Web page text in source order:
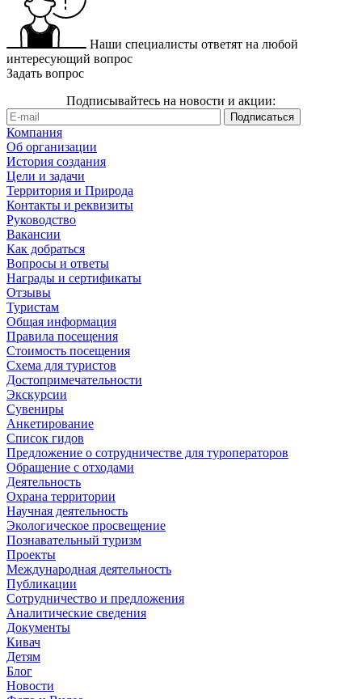
Наши специалисты ответят на любой
интересующий вопрос
Задать вопрос
Подписывайтесь на новости и акции:
Компания
Об организации
История создания
Цели и задачи
Территория и Природа
Контакты и реквизиты
Руководство
Вакансии
Как добраться
Вопросы и ответы
Награды и сертификаты
Отзывы
Туристам
Общая информация
Правила посещения
Стоимость посещения
Схема для туристов
Достопримечательности
Экскурсии
Сувениры
Анкетирование
Список гидов
Предложение о сотрудничестве для туроператоров
Обращение с отходами
Деятельность
Охрана территории
Научная деятельность
Экологическое просвещение
Познавательный туризм
Проекты
Международная деятельность
Публикации
Сотрудничество и предложения
Аналитические сведения
Документы
Кивач
Детям
Блог
Новости